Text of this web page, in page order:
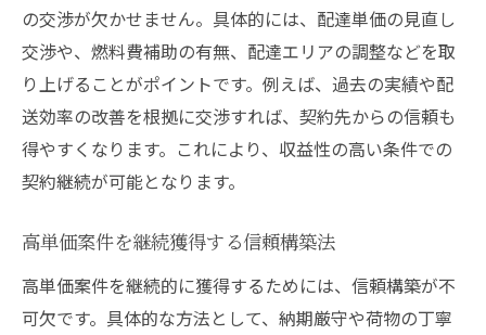
の交渉が欠かせません。具体的には、配達単価の見直し
交渉や、燃料費補助の有無、配達エリアの調整などを取
り上げることがポイントです。例えば、過去の実績や配
送効率の改善を根拠に交渉すれば、契約先からの信頼も
得やすくなります。これにより、収益性の高い条件での
契約継続が可能となります。
高単価案件を継続獲得する信頼構築法
高単価案件を継続的に獲得するためには、信頼構築が不
可欠です。具体的な方法として、納期厳守や荷物の丁寧